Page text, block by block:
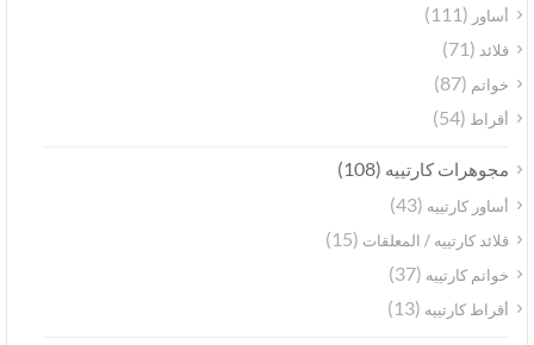
أساور(111)
قلائد(71)
خواتم(87)
أقراط (54)
مجوهرات كارتييه(108)
أساور كارتييه(43)
قلائد كارتييه / المعلقات(15)
خواتم كارتييه(37)
أقراط كارتييه(13)